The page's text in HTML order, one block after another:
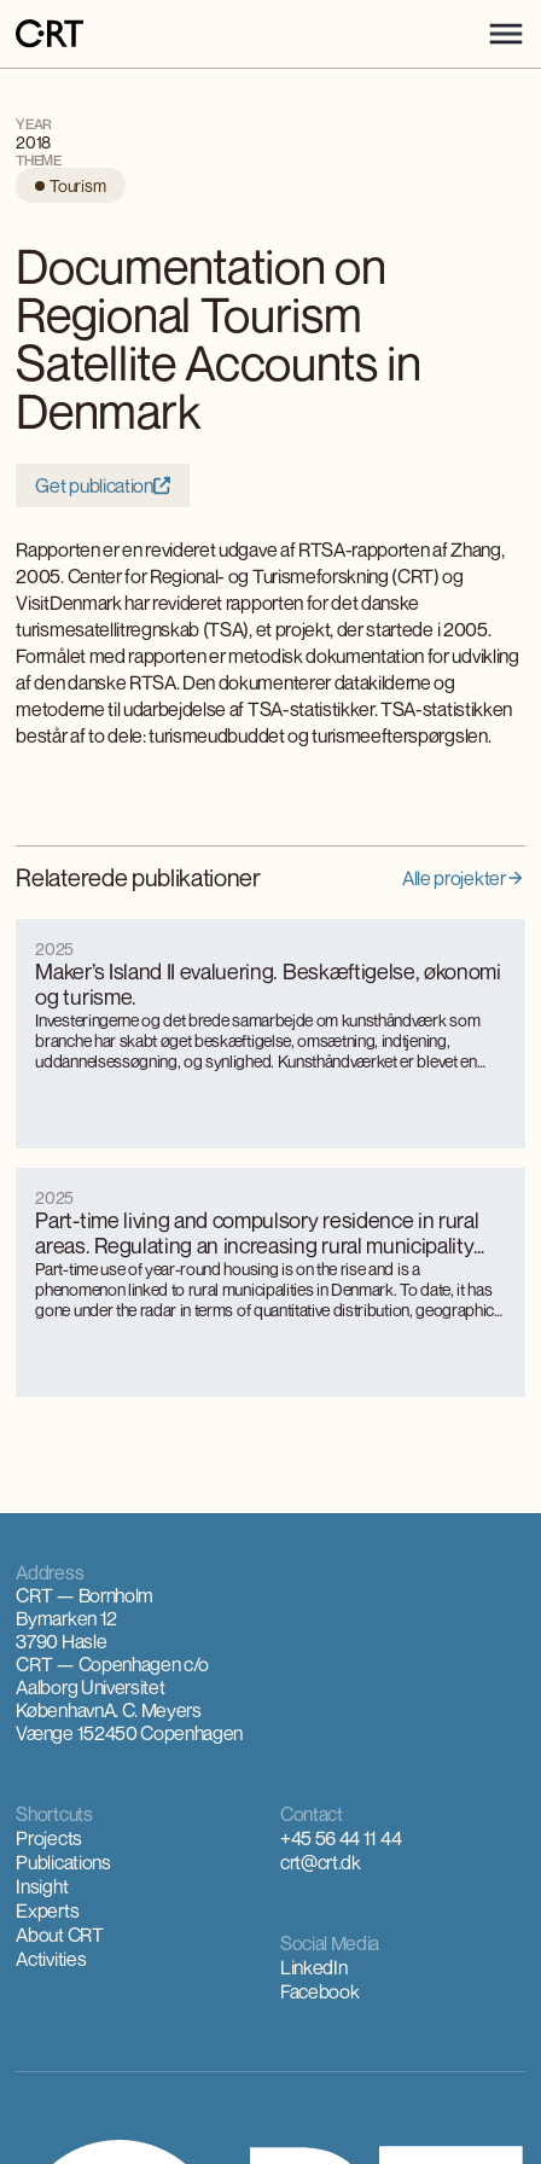
YEAR
2018
THEME
Tourism
Documentation on
Regional Tourism
Satellite Accounts in
Denmark
Get publication
Rapporten er en revideret udgave af RTSA-rapporten af Zhang,
2005. Center for Regional- og Turismeforskning (CRT) og
VisitDenmark har revideret rapporten for det danske
turismesatellitregnskab (TSA), et projekt, der startede i 2005.
Formålet med rapporten er metodisk dokumentation for udvikling
af den danske RTSA. Den dokumenterer datakilderne og
metoderne til udarbejdelse af TSA-statistikker. TSA-statistikken
består af to dele: turismeudbuddet og turismeefterspørgslen.
Relaterede publikationer Alle projekter
Maker’s Island II evaluering. Beskæftigelse, økonomi
og turisme.
2025
Investeringerne og det brede samarbejde om kunsthåndværk som
branche har skabt øget beskæftigelse, omsætning, indtjening,
uddannelsessøgning, og synlighed. Kunsthåndværket er blevet en
Part-time living and compulsory residence in rural
areas. Regulating an increasing rural municipality
phenomenon
2025
Part-time use of year-round housing is on the rise and is a
phenomenon linked to rural municipalities in Denmark. To date, it has
gone under the radar in terms of quantitative distribution, geographical
Contact
+45 56 44 11 44
crt@crt.dk
Shortcuts
Projects
Publications
Insight
Experts
About CRT
Activities
Social Media
LinkedIn
Facebook
Address
CRT — Bornholm
Bymarken 12
3790 Hasle
CRT — Copenhagenc/o
Aalborg Universitet
KøbenhavnA. C. Meyers
Vænge 152450 Copenhagen